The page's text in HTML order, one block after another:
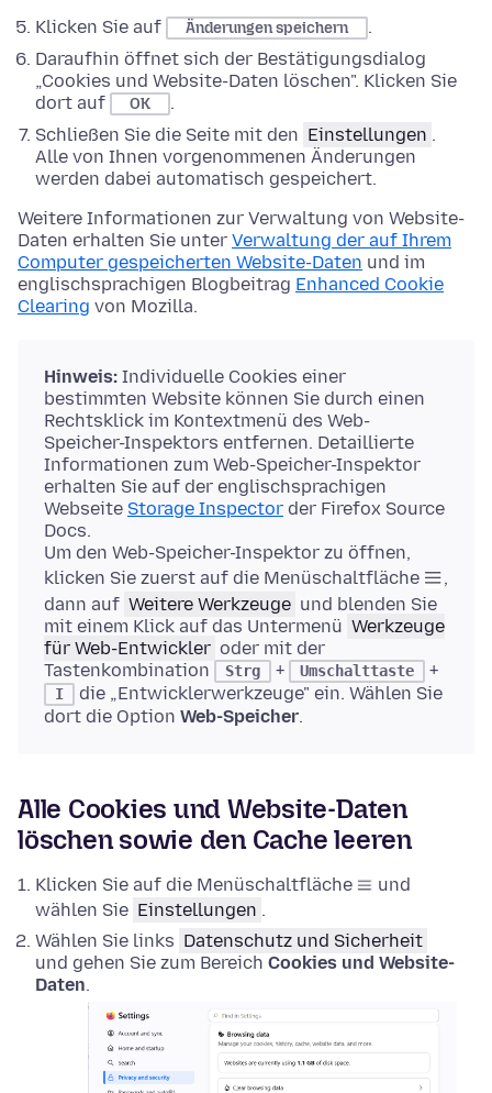
Klicken Sie auf
Änderungen speichern
.
Daraufhin öffnet sich der Bestätigungsdialog
„Cookies und Website-Daten löschen". Klicken Sie
dort auf
OK
.
Schließen Sie die Seite mit den Einstellungen .
Alle von Ihnen vorgenommenen Änderungen
werden dabei automatisch gespeichert.
Weitere Informationen zur Verwaltung von Website-
Daten erhalten Sie unter Verwaltung der auf Ihrem
Computer gespeicherten Website-Daten und im
englischsprachigen Blogbeitrag Enhanced Cookie
Clearing von Mozilla.
Hinweis: Individuelle Cookies einer
bestimmten Website können Sie durch einen
Rechtsklick im Kontextmenü des Web-
Speicher-Inspektors entfernen. Detaillierte
Informationen zum Web-Speicher-Inspektor
erhalten Sie auf der englischsprachigen
Webseite Storage Inspector der Firefox Source
Docs.
Um den Web-Speicher-Inspektor zu öffnen,
klicken Sie zuerst auf die Menüschaltfläche
,
dann auf Weitere Werkzeuge und blenden Sie
mit einem Klick auf das Untermenü Werkzeuge
für Web-Entwickler oder mit der
Tastenkombination
Strg + Umschalttaste +
I
die „Entwicklerwerkzeuge" ein. Wählen Sie
dort die Option Web-Speicher.
Alle Cookies und Website-Daten
löschen sowie den Cache leeren
Klicken Sie auf die Menüschaltfläche
und
wählen Sie Einstellungen .
Wählen Sie links Datenschutz und Sicherheit
und gehen Sie zum Bereich Cookies und Website-
Daten.